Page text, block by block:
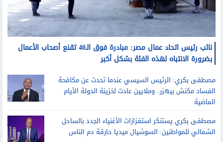
نائب رئيس اتحاد عمال مصر: مبادرة فوق الـ40 تقنع أصحاب الأعمال
بضرورة الانتباه لهذه الفئة بشكل أكبر
مصطفى بكري: الرئيس السيسي عندما تحدث عن مكافحة
الفساد مكنش بيهزر.. وملايين عادت لخزينة الدولة الأيام
الماضية
مصطفى بكري يستنكر استفزازات الأغنياء الجدد بالساحل
الشمالي للمواطنين: السوشيال ميديا حارقة دم الناس